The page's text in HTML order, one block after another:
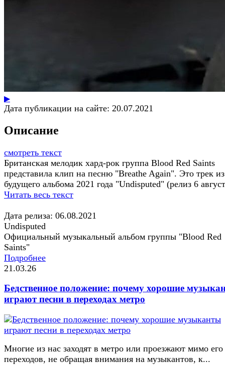
▶
Дата публикации на сайте: 20.07.2021
Описание
смотреть текст
Британская мелодик хард-рок группа Blood Red Saints
представила клип на песню "Breathe Again". Это трек из
будущего альбома 2021 года "Undisputed" (релиз 6
Читать весь текст
Дата релиза: 06.08.2021
Undisputed
Официальный музыкальный альбом группы "Blood Red
Saints"
Подробнее
21.03.26
Бедственное положение: почему хорошие
играют песни в переходах метро
Многие из нас заходят в метро или проезжают мимо его
переходов, не обращая внимания на музыкантов, к...